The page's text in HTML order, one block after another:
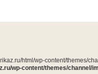
html/wp-content/themes/
wp-content/themes/channel/